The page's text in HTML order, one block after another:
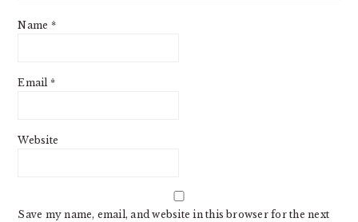
Name *
Email *
Website
Save my name, email, and website in this browser for the next